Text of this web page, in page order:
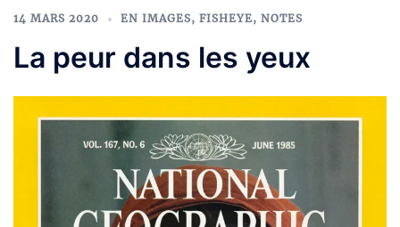
14 MARS 2020 EN IMAGES, FISHEYE, NOTES
La peur dans les yeux